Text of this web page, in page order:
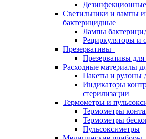
Светильники и лампы
бактерицидные
Лампы
Рециркуляторы и
Презервативы
Презервативы
Расходные материалы
Пакеты и рулоны
Индикаторы
стерилизации
Термометры и
Термометры
Термометры
Пульсоксиметры